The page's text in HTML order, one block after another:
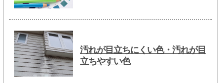
汚れが目立ちにくい色・汚れが目
立ちやすい色